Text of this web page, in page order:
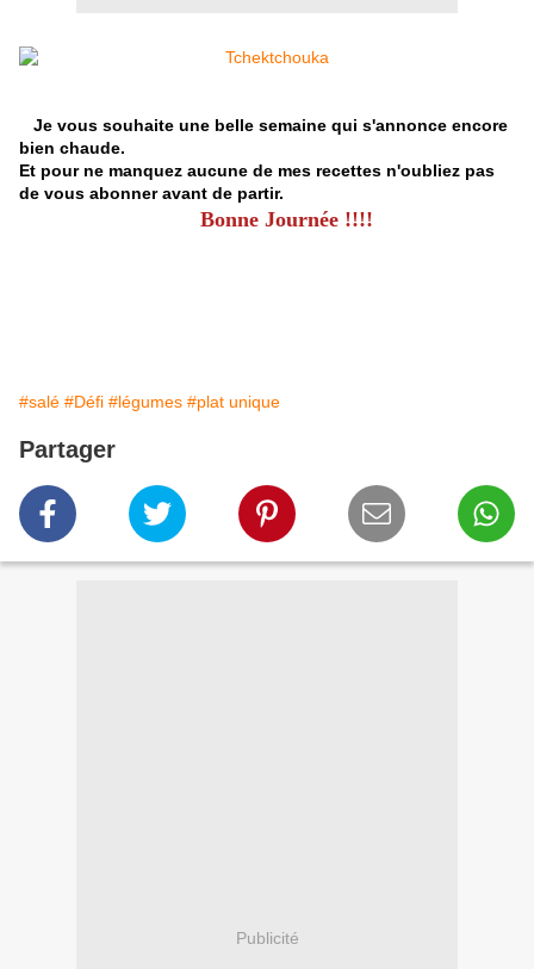
Je vous souhaite une belle semaine qui s'annonce encore
bien chaude.
Et pour ne manquez aucune de mes recettes n'oubliez pas
de vous abonner avant de partir.
Bonne Journée !!!!
#salé #Défi #légumes #plat unique
Partager
Publicité